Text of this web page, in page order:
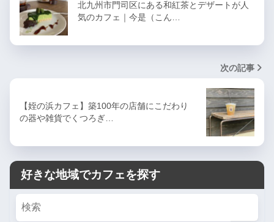
北九州市門司区にある和紅茶とデザートが人
気のカフェ｜今是（こん…
次の記事
【姪の浜カフェ】築100年の店舗にこだわり
の器や雑貨でくつろぎ…
好きな地域でカフェを探す